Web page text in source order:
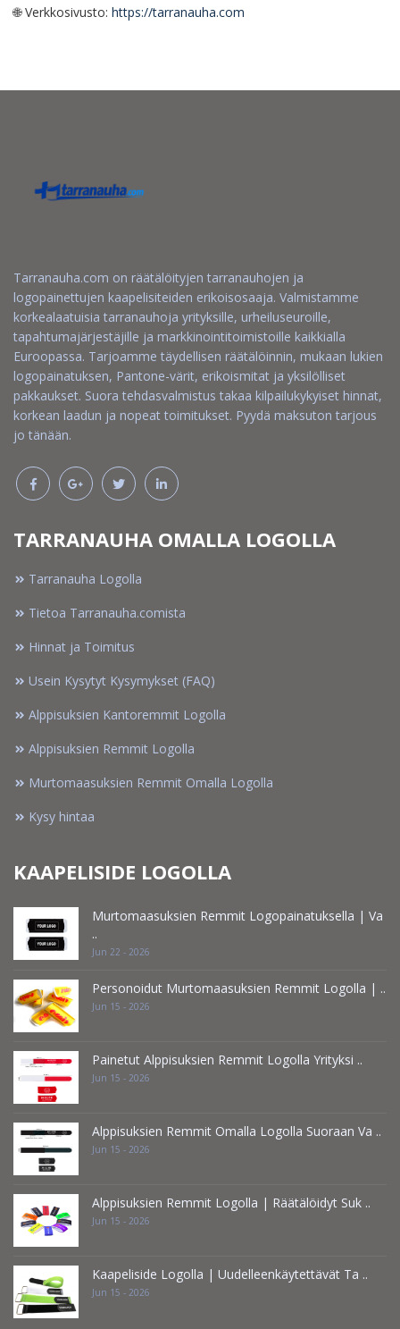
🌐 Verkkosivusto: https://tarranauha.com
Tarranauha.com on räätälöityjen tarranauhojen ja
logopainettujen kaapelisiteiden erikoisosaaja. Valmistamme
korkealaatuisia tarranauhoja yrityksille, urheiluseuroille,
tapahtumajärjestäjille ja markkinointitoimistoille kaikkialla
Euroopassa. Tarjoamme täydellisen räätälöinnin, mukaan lukien
logopainatuksen, Pantone-värit, erikoismitat ja yksilölliset
pakkaukset. Suora tehdasvalmistus takaa kilpailukykyiset hinnat,
korkean laadun ja nopeat toimitukset. Pyydä maksuton tarjous
jo tänään.
TARRANAUHA OMALLA LOGOLLA
Tarranauha Logolla
Tietoa Tarranauha.comista
Hinnat ja Toimitus
Usein Kysytyt Kysymykset (FAQ)
Alppisuksien Kantoremmit Logolla
Alppisuksien Remmit Logolla
Murtomaasuksien Remmit Omalla Logolla
Kysy hintaa
KAAPELISIDE LOGOLLA
Murtomaasuksien Remmit Logopainatuksella | Va
..
Jun 22 - 2026
Personoidut Murtomaasuksien Remmit Logolla | ..
Jun 15 - 2026
Painetut Alppisuksien Remmit Logolla Yrityksi ..
Jun 15 - 2026
Alppisuksien Remmit Omalla Logolla Suoraan Va ..
Jun 15 - 2026
Alppisuksien Remmit Logolla | Räätälöidyt Suk ..
Jun 15 - 2026
Kaapeliside Logolla | Uudelleenkäytettävät Ta ..
Jun 15 - 2026